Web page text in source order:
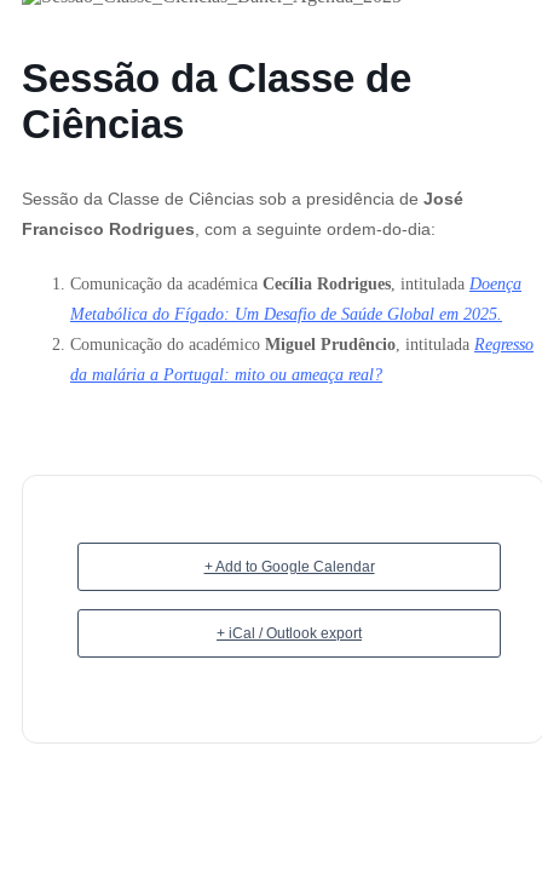
Sessão da Classe de
Ciências
Sessão da Classe de Ciências sob a presidência de José
Francisco Rodrigues , com a seguinte ordem-do-dia:
Comunicação da académica Cecília Rodrigues , intitulada Doença
Metabólica do Fígado: Um Desafio de Saúde Global em 2025.
Comunicação do académico Miguel Prudêncio , intitulada Regresso
da malária a Portugal: mito ou ameaça real?
+ Add to Google Calendar
+ iCal / Outlook export